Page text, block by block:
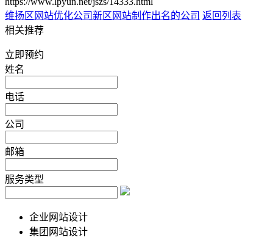
维扬区网站优化公司新区网站制作出名的公司 返回列表
相关推荐
立即预约
姓名
电话
公司
邮箱
服务类型
企业网站设计
集团网站设计